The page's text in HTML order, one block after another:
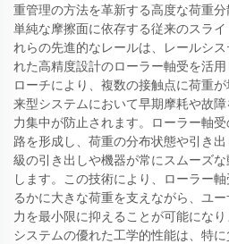
重管理の方法を革新する高度な荷重分
単純な摩擦面に依存する従来のスラ
れらの先進的なレールは、レールシ
れた高精度設計のローラー軸受を活
ローチにより、複数の接触点に荷重
来型システムにおいて早期摩耗や故
力集中が防止されます。ローラー軸
路を形成し、荷重の分布状態や引き
級の引き出しや機器が常にスムーズ
します。この技術により、ローラー
るかに大きな荷重を支えながら、ユ
力を最小限に抑えることが可能にな
システムの優れた工学的性能は、特